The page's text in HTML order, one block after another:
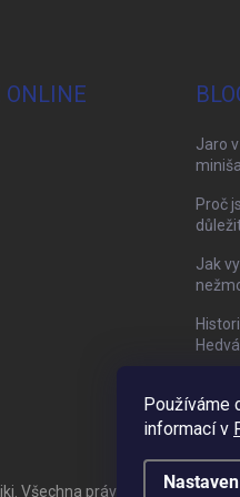
Používáme
informací v
Jaro
Proč
Jak
. Všechna práva vyhrazena.